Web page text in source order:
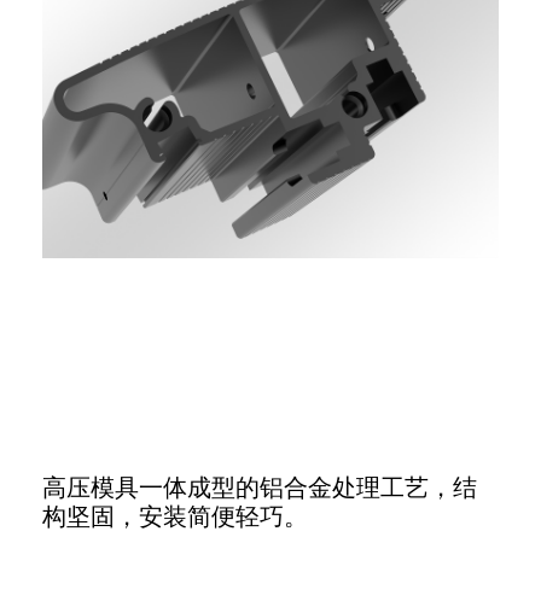
高压模具一体成型的铝合金处理工艺，结
构坚固，安装简便轻巧。